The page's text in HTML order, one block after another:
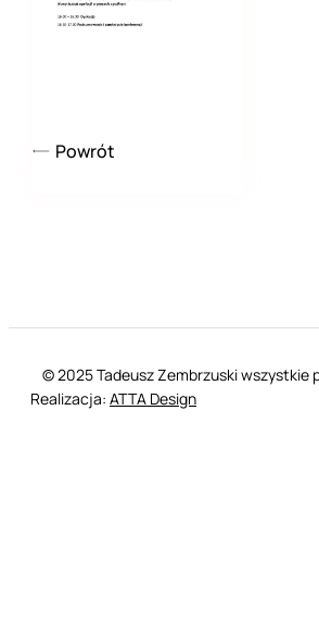
Powrót
© 2025 Tadeusz Zembrzuski wszystkie
Realizacja: ATTA Design